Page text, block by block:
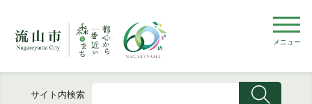
メニュー
サイト内検索